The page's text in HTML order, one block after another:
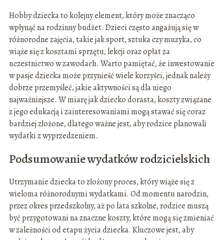
Hobby dziecka to kolejny element, który może znacząco
wpłynąć na rodzinny budżet. Dzieci często angażują się w
różnorodne zajęcia, takie jak sport, sztuka czy muzyka, co
wiąże się z kosztami sprzętu, lekcji oraz opłat za
uczestnictwo w zawodach. Warto pamiętać, że inwestowanie
w pasje dziecka może przynieść wiele korzyści, jednak należy
dobrze przemyśleć, jakie aktywności są dla niego
najważniejsze. W miarę jak dziecko dorasta, koszty związane
z jego edukacją i zainteresowaniami mogą stawać się coraz
bardziej złożone, dlatego ważne jest, aby rodzice planowali
wydatki z wyprzedzeniem.
Podsumowanie wydatków rodzicielskich
Utrzymanie dziecka to złożony proces, który wiąże się z
wieloma różnorodnymi wydatkami. Od momentu narodzin,
przez okres przedszkolny, aż po lata szkolne, rodzice muszą
być przygotowani na znaczne koszty, które mogą się zmieniać
w zależności od etapu życia dziecka. Kluczowe jest, aby